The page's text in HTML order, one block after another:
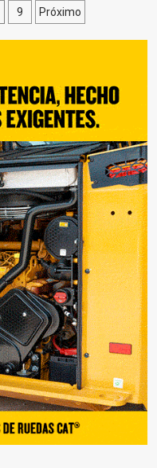
9 Próximo